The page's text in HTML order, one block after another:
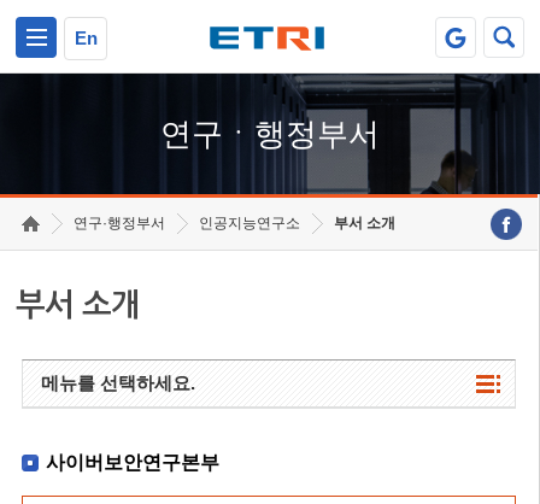
En
연구ㆍ행정부서
연구·행정부서 인공지능연구소 부서 소개
부서 소개
메뉴를 선택하세요.
사이버보안연구본부